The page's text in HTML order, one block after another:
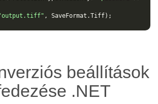
, SaveFormat .Tiff);
beállítások
.NET